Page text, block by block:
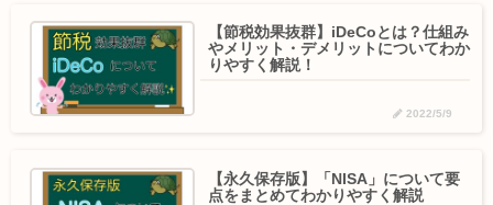
【節税効果抜群】iDeCoとは？仕組み
やメリット・デメリットについてわか
りやすく解説！
2022/5/9
【永久保存版】「NISA」について要
点をまとめてわかりやすく解説